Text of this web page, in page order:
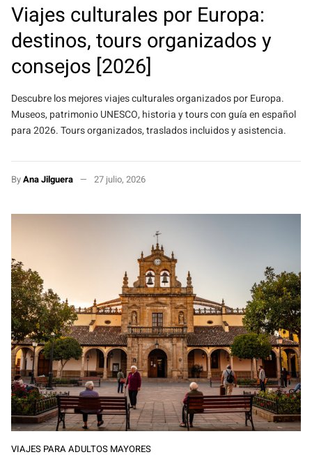
Viajes culturales por Europa:
destinos, tours organizados y
consejos [2026]
Descubre los mejores viajes culturales organizados por Europa.
Museos, patrimonio UNESCO, historia y tours con guía en español
para 2026. Tours organizados, traslados incluidos y asistencia.
ByAna Jilguera 27 julio, 2026
VIAJES PARA ADULTOS MAYORES